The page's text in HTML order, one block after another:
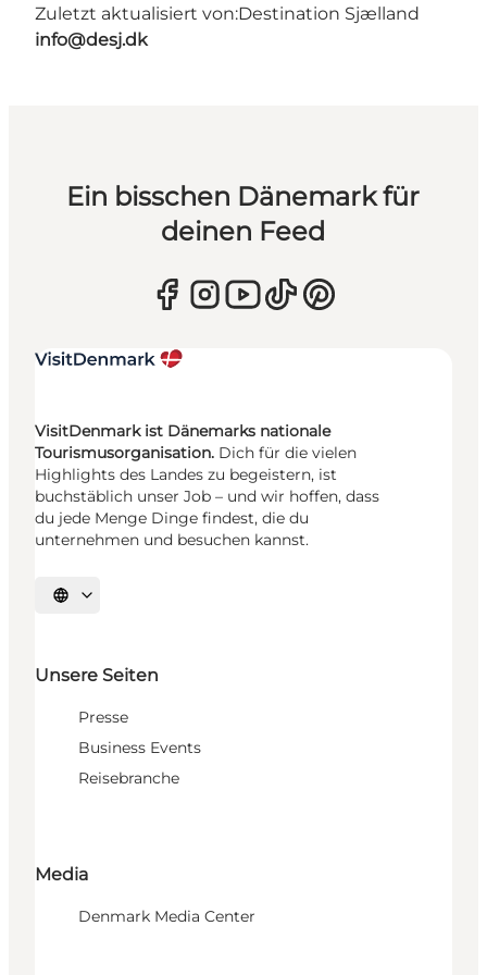
Zuletzt aktualisiert von:Destination Sjælland
info@desj.dk
Ein bisschen Dänemark für
deinen Feed
VisitDenmark ist Dänemarks nationale
Tourismusorganisation. Dich für die vielen
Highlights des Landes zu begeistern, ist
buchstäblich unser Job – und wir hoffen, dass
du jede Menge Dinge findest, die du
unternehmen und besuchen kannst.
Sprache auswählen
Unsere Seiten
Presse
Business Events
Reisebranche
Media
Denmark Media Center